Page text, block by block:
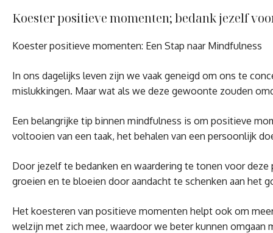
Koester positieve momenten; bedank jezelf
Koester positieve momenten: Een Stap naar Mindfulness
In ons dagelijks leven zijn we vaak geneigd om ons te
mislukkingen. Maar wat als we deze gewoonte zouden
Een belangrijke tip binnen mindfulness is om positieve
voltooien van een taak, het behalen van een persoonlijk
Door jezelf te bedanken en waardering te tonen voor
groeien en te bloeien door aandacht te schenken aan het
Het koesteren van positieve momenten helpt ook om
welzijn met zich mee, waardoor we beter kunnen omgaan